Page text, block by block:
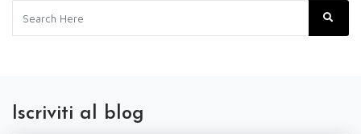
Iscriviti al blog